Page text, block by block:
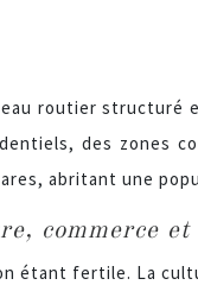
routier
des zones
abritant une
commerce
étant fertile. La